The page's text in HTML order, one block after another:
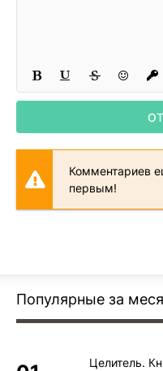
Комментариев
первым!
Популярные за
Целитель.